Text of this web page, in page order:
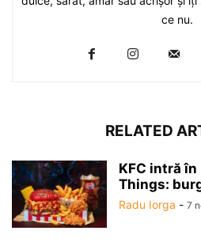
ce nu.
RELATED
KFC intră
Things:
Radu Iorga - 7